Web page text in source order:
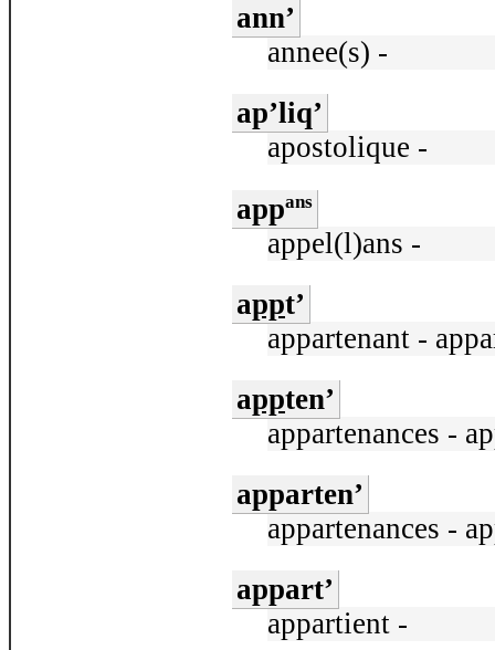
ann’
annee(s) -
ap’liq’
apostolique -
appans
appel(l)ans -
appt’
appartenant -
appten’
appartenances -
apparten’
appartenances -
appart’
appartient -